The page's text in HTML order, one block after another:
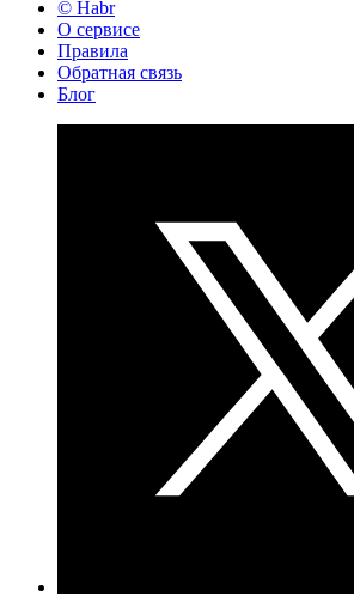
© Habr
О сервисе
Правила
Обратная связь
Блог